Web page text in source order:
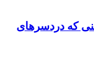
که دردسرهای